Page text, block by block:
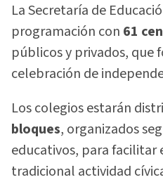
La Secretaría de
programación con 61
públicos y privados, que
celebración de
Los colegios estarán
bloques, organizados
educativos, para facilitar
tradicional actividad